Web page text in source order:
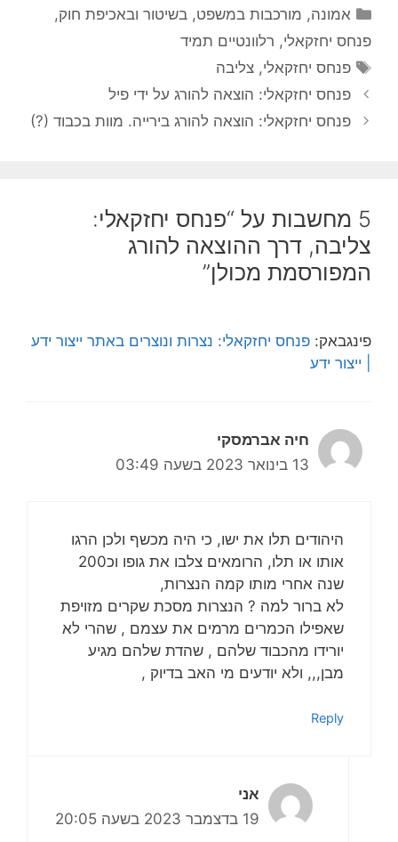
קטגוריות
אמונה, מורכבות במשפט, בשיטור ובאכיפת חוק,
פנחס יחזקאלי, רלוונטיים תמיד
תגיות
פנחס יחזקאלי,צליבה
פנחס יחזקאלי: הוצאה להורג על ידי פיל
פנחס יחזקאלי: הוצאה להורג בירייה. מוות בכבוד (?)
5 מחשבות על “פנחס יחזקאלי:
צליבה, דרך ההוצאה להורג
המפורסמת מכולן”
פינגבאק: פנחס יחזקאלי: נצרות ונוצרים באתר ייצור ידע
| ייצור ידע
חיה אברמסקי
13 בינואר 2023 בשעה 03:49
היהודים תלו את ישו, כי היה מכשף ולכן הרגו
אותו או תלו, הרומאים צלבו את גופו וכ200
שנה אחרי מותו קמה הנצרות,
לא ברור למה ? הנצרות מסכת שקרים מזויפת
שאפילו הכמרים מרמים את עצמם , שהרי לא
יורידו מהכבוד שלהם , שהדת שלהם מגיע
מבן,,, ולא יודעים מי האב בדיוק ,
Reply
אני
19 בדצמבר 2023 בשעה 20:05